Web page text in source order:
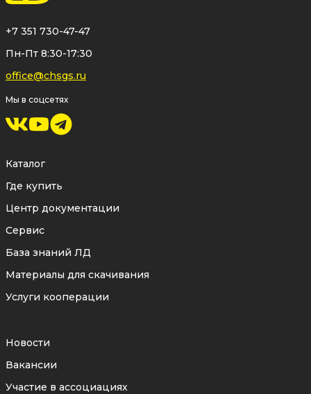
+7 351 730-47-47
Пн-Пт 8:30-17:30
office@chsgs.ru
Мы в соцсетях
Каталог
Где купить
Центр документации
Сервис
База знаний ЛД
Материалы для скачивания
Услуги кооперации
Новости
Вакансии
Участие в ассоциациях